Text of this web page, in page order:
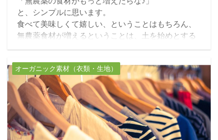
と、シンプルに思います。
食べて美味しくて嬉しい、ということはもちろん、
無農薬食材が増えるということは、土を始めとする
環境の生態系リズムが整うんですよね。
を向けてみる。
そうすると、世界の中での日本の在り方や、自然界
の動植物、
全ての命が繋がっていることに気がつきます。
オーガニック素材（衣類・生地）